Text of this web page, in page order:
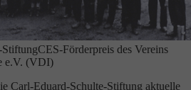
CES-Förderpreis des Vereins
e.V. (VDI)
Carl-Eduard-Schulte-Stiftung aktuelle